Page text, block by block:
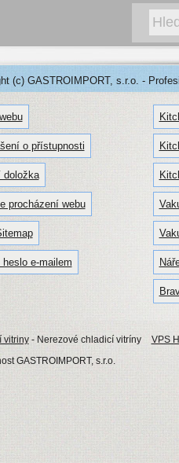
(c) GASTROIMPORT, s.r.o. -
o přístupnosti
doložka
procházení webu
heslo e-mailem
vitriny - Nerezové chladicí vitríny VPS
GASTROIMPORT, s.r.o.